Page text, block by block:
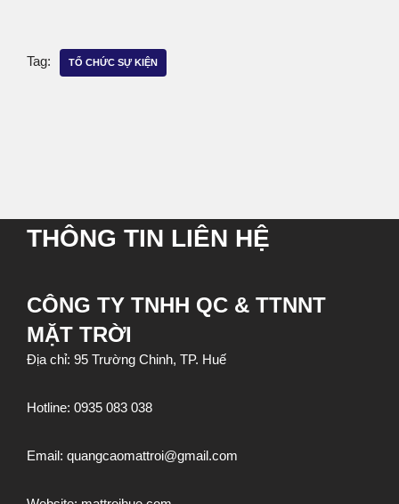
Tag: TỔ CHỨC SỰ KIỆN
THÔNG TIN LIÊN HỆ
CÔNG TY TNHH QC & TTNNT
MẶT TRỜI
Địa chỉ: 95 Trường Chinh, TP. Huế
Hotline: 0935 083 038
Email: quangcaomattroi@gmail.com